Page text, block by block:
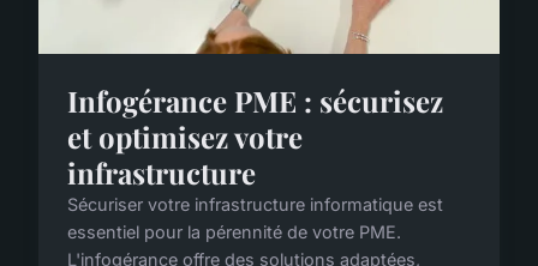
Infogérance PME : sécurisez
et optimisez votre
infrastructure
Sécuriser votre infrastructure informatique est
essentiel pour la pérennité de votre PME.
L'infogérance offre des solutions adaptées,